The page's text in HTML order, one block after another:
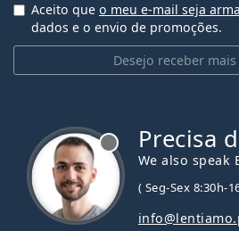
Desejo receber
Aceito que o meu e-mail seja
dados e o envio de promoções.
Precisa
We also speak
( Seg-Sex 8:30h-